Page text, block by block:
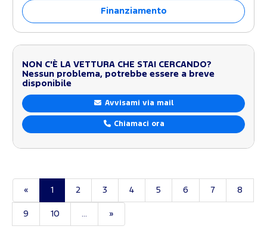
Finanziamento
NON C'È LA VETTURA CHE STAI CERCANDO?
Nessun problema, potrebbe essere a breve
disponibile
Avvisami via mail
Chiamaci ora
« 1 2 3 4 5 6 7 8
9 10 »